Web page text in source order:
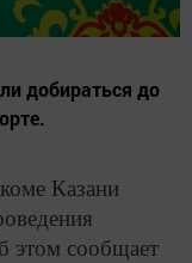
добираться до
Казани
этом сообщает